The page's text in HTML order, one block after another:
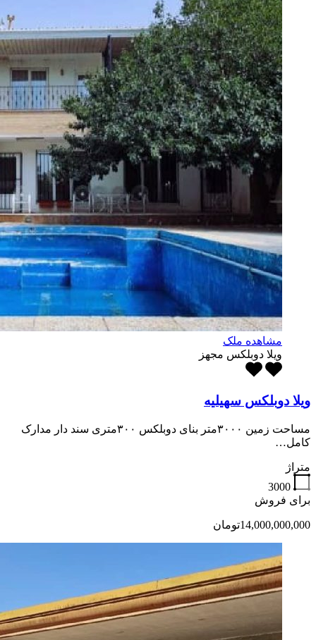
مشاهده ملک
ویلا دوبلکس مجهز
ویلا دوبلکس سهیلیه
مساحت زمین ۳۰۰۰متر بنای دوبلکس ۳۰۰متری سند دار مدارک
کامل…
متراژ
3000
برای فروش
14,000,000,000تومان